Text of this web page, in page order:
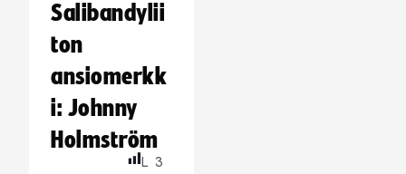
Salibandylii
ton
ansiomerkk
i: Johnny
Holmström
L 3